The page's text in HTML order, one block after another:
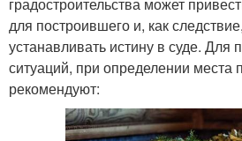
градостроительства может
для построившего и, как
устанавливать истину в суде. Для
ситуаций, при определении места
рекомендуют: